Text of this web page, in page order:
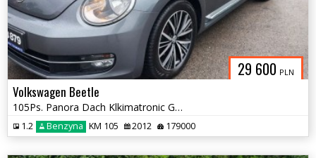
29 600 PLN
Volkswagen Beetle
105Ps. Panora Dach Klkimatronic Grzane Fotele 2012
1.2 Benzyna KM 105 2012 179000